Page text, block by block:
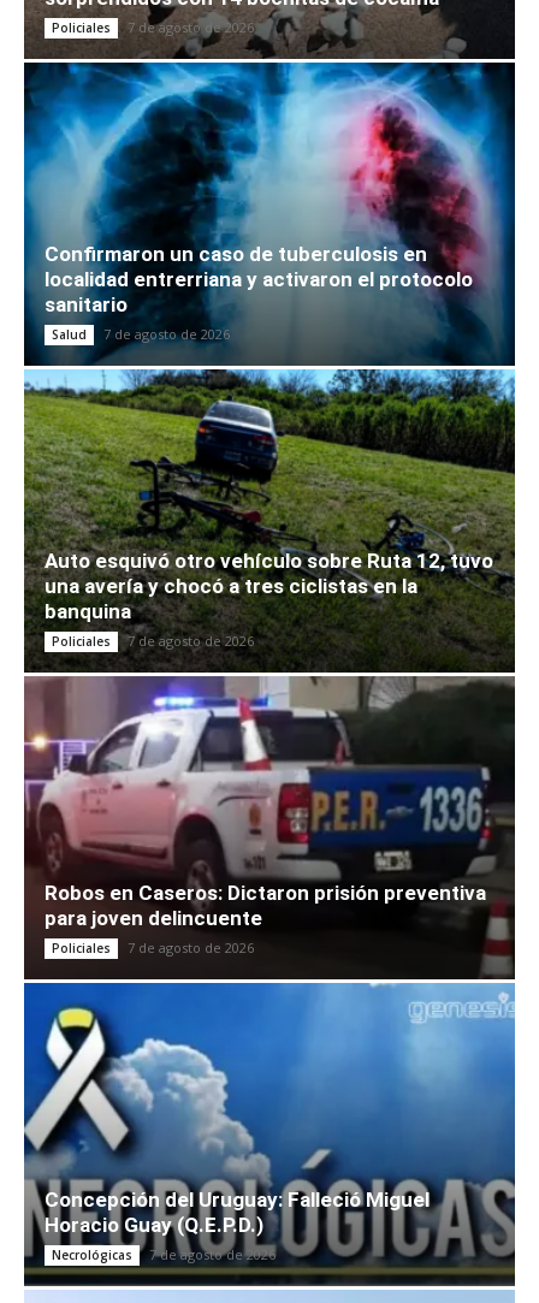
Policiales 7 de agosto de 2026
Confirmaron un caso de tuberculosis en
localidad entrerriana y activaron el protocolo
sanitario
Salud 7 de agosto de 2026
Auto esquivó otro vehículo sobre Ruta 12, tuvo
una avería y chocó a tres ciclistas en la
banquina
Policiales 7 de agosto de 2026
Robos en Caseros: Dictaron prisión preventiva
para joven delincuente
Policiales 7 de agosto de 2026
Concepción del Uruguay: Falleció Miguel
Horacio Guay (Q.E.P.D.)
Necrológicas 7 de agosto de 2026